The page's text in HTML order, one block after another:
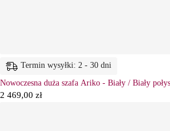
Termin wysyłki: 2 - 30 dni
Nowoczesna duża szafa Ariko - Biały / Biały
2 469,00 zł